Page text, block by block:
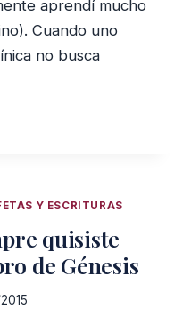
aprendí mucho
Cuando uno
no busca
Y ESCRITURAS
quisiste
de Génesis